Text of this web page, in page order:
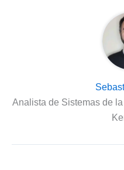
Analista de Sistemas de